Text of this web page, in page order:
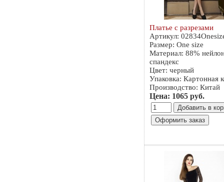
Платье с разрезами
Артикул:
Размер: One size
Материал: 88%
спандекс
Цвет: черный
Упаковка: Картонная
Производство: Китай
Цена: 1065 руб.